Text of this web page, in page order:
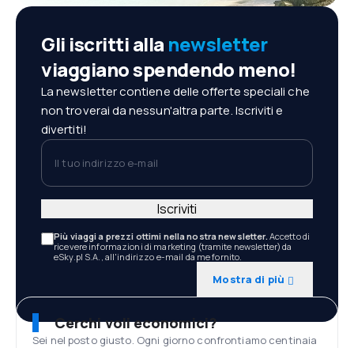
Gli iscritti alla newsletter
viaggiano spendendo meno!
La newsletter contiene delle offerte speciali che
non troverai da nessun'altra parte. Iscriviti e
divertiti!
Il tuo indirizzo e-mail
Più viaggi a prezzi ottimi nella nostra newsletter. Accetto di
ricevere informazioni di marketing (tramite newsletter) da
eSky.pl S.A., all'indirizzo e-mail da me fornito.
Mostra di più
Iscriviti
Cerchi voli economici?
Sei nel posto giusto. Ogni giorno confrontiamo centinaia